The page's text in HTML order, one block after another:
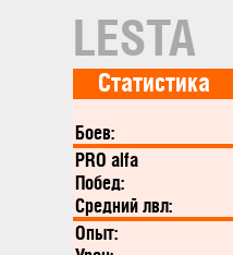
LESTA
Статистика
Боев:
PRO alfa
Побед:
Средний лвл:
Опыт: